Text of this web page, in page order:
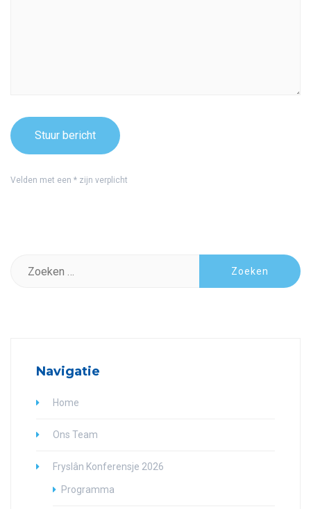
Velden met een * zijn verplicht
naar:
Navigatie
Home
Ons Team
Fryslân Konferensje 2026
Programma